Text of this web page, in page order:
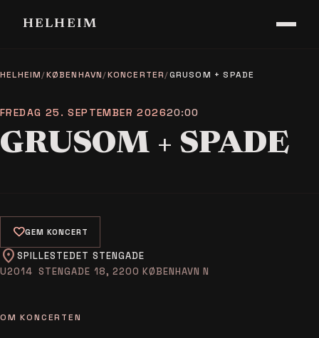
HELHEIM
HELHEIM/KØBENHAVN/KONCERTER/GRUSOM + SPADE
FREDAG 25. SEPTEMBER 202620:00
GRUSOM + SPADE
favoriteGEM KONCERT
location_on SPILLESTEDET STENGADE
STENGADE 18, 2200 KØBENHAVN N
OM KONCERTEN